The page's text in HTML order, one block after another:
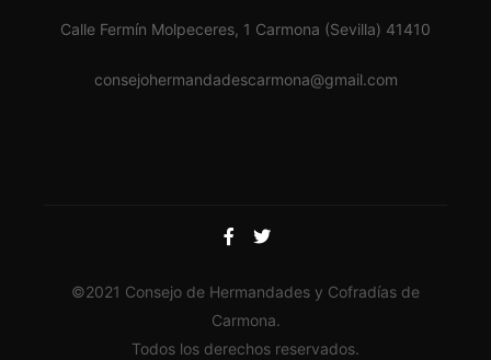
Calle Fermín Molpeceres, 1 Carmona (Sevilla) 41410
consejohermandadescarmona@gmail.com
©2021 Consejo de Hermandades y Cofradías de
Carmona.
Todos los derechos reservados.